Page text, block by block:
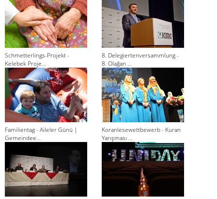
Schmetterlings-Projekt -
Kelebek Proje...
8. Delegiertenversammlung -
8. Olağan ...
Familientag - Aileler Günü |
Gemeindee...
Koranlesewettbewerb - Kuran
Yarışması ...